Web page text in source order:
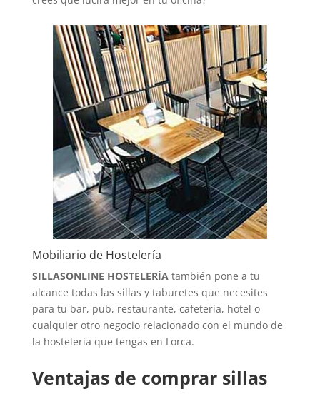
Mobiliario de Hostelería
SILLASONLINE HOSTELERÍAtambién pone a tu
alcance todas las sillas y taburetes que necesites
para tu bar, pub, restaurante, cafetería, hotel o
cualquier otro negocio relacionado con el mundo de
la hostelería que tengas en Lorca.
Ventajas de comprar sillas